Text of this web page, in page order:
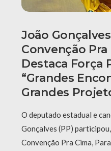
João
Convenção Pra
Destaca Força
“grandes
Grandes
O deputado estadual e
Gonçalves (PP)
Convenção Pra Cima,